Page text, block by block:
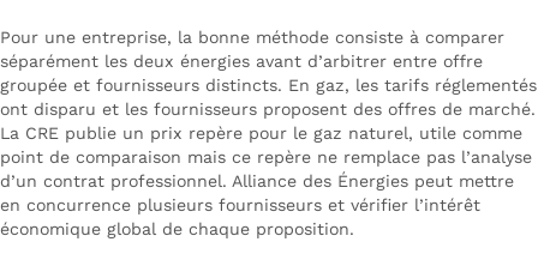
Pour une entreprise, la bonne méthode consiste à comparer
séparément les deux énergies avant d’arbitrer entre offre
groupée et fournisseurs distincts. En gaz, les tarifs réglementés
ont disparu et les fournisseurs proposent des offres de marché.
La CRE publie un prix repère pour le gaz naturel, utile comme
point de comparaison mais ce repère ne remplace pas l’analyse
d’un contrat professionnel. Alliance des Énergies peut mettre
en concurrence plusieurs fournisseurs et vérifier l’intérêt
économique global de chaque proposition.